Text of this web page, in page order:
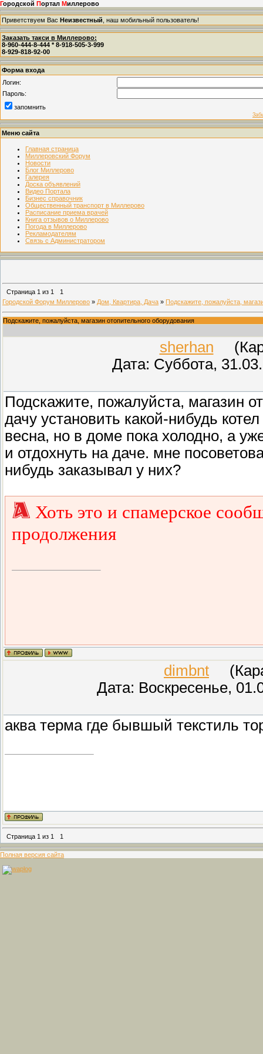
Городской Портал Миллерово
Приветствуем Вас Неизвестный , наш мобильный пользователь!
Заказать такси в Миллерово:
8-960-444-8-444 * 8-918-505-3-999
8-929-818-92-00
Форма входа
Логин:
Пароль:
запомнить
Меню сайта
Главная страница
Миллеровский Форум
Новости
Блог Миллерово
Галерея
Доска объявлений
Видео Портала
Бизнес справочник
Общественный транспорт в Миллерово
Расписание приема врачей
Книга отзывов о Миллерово
Погода в Миллерово
Рекламодателям
Связь с Администратором
Страница 1 из 1
1
Городской Форум Миллерово » Дом, Квартира, Дача » Подскажите, пожалуйста,
Подскажите, пожалуйста, магазин отопительного оборудования
sherhan
Дата: Суббота,
Подскажите, пожалуйста, магазин
дачу установить какой-нибудь
весна, но в доме пока холодно, а
и отдохнуть на даче. мне
нибудь заказывал у них?
Хоть это и спамерское
продолжения
dimbnt
Дата: Воскресенье,
аква терма где бывшый текстиль
Страница 1 из 1 1
Полная версия сайта